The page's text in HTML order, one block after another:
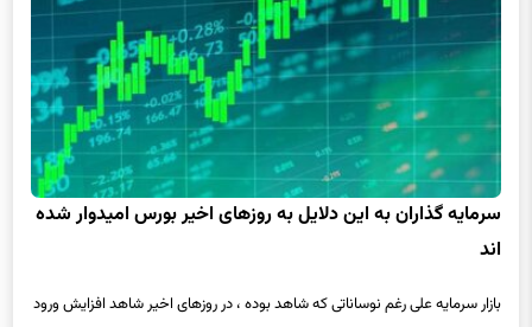
سرمایه گذاران به این دلایل به روزهای اخیر بورس امیدوار شده
اند
سرمایه اشخاص حقیقی و تقویت جریان نقدینگی در معاملات سهام...